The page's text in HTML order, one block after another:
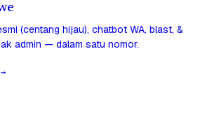
(centang hijau), chatbot WA, blast, &
admin — dalam satu nomor.